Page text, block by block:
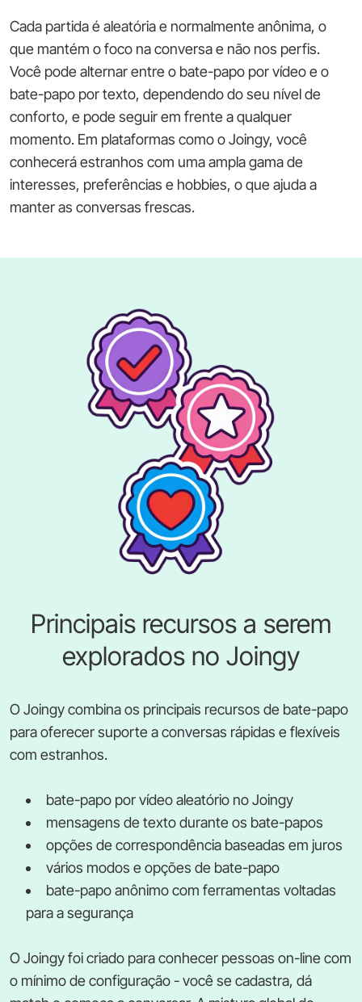
Cada partida é aleatória e normalmente anônima, o
que mantém o foco na conversa e não nos perfis.
Você pode alternar entre o bate-papo por vídeo e o
bate-papo por texto, dependendo do seu nível de
conforto, e pode seguir em frente a qualquer
momento. Em plataformas como o Joingy, você
conhecerá estranhos com uma ampla gama de
interesses, preferências e hobbies, o que ajuda a
manter as conversas frescas.
Principais recursos a serem
explorados no Joingy
O Joingy combina os principais recursos de bate-papo
para oferecer suporte a conversas rápidas e flexíveis
com estranhos.
bate-papo por vídeo aleatório no Joingy
mensagens de texto durante os bate-papos
opções de correspondência baseadas em juros
vários modos e opções de bate-papo
bate-papo anônimo com ferramentas voltadas
para a segurança
O Joingy foi criado para conhecer pessoas on-line com
o mínimo de configuração - você se cadastra, dá